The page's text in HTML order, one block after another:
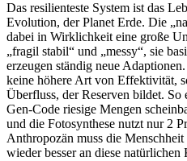
Das resilienteste System ist das
Evolution, der Planet Erde. Die
dabei in Wirklichkeit eine große
„fragil stabil“ und „messy“, sie
erzeugen ständig neue
keine höhere Art von Effektivität,
Überfluss, der Reserven bildet. So
Gen-Code riesige Mengen
und die Fotosynthese nutzt nur 2
Anthropozän muss die
wieder besser an diese